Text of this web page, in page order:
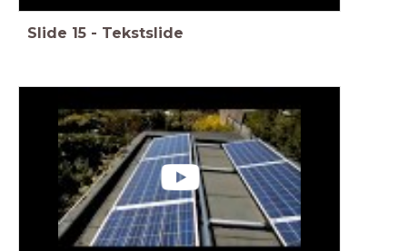
Slide 15 - Tekstslide